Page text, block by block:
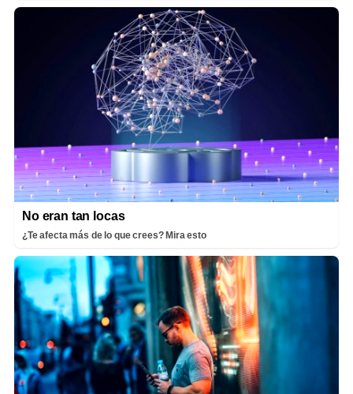
No eran tan locas
¿Te afecta más de lo que crees? Mira esto